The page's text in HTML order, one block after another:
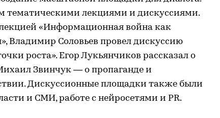
тематическими лекциями и дискуссиями.
«Информационная война как
Владимир Соловьев провел дискуссию
роста». Егор Лукьянчиков рассказал о
Звинчук — о пропаганде и
Дискуссионные площадки также были
и СМИ, работе с нейросетями и PR.